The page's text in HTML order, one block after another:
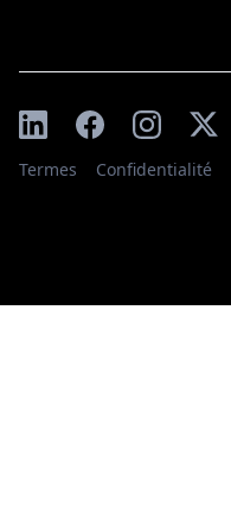
Termes Confidentialité